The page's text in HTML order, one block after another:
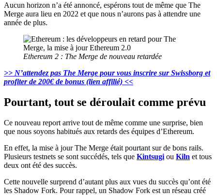
Aucun horizon n’a été annoncé, espérons tout de même que The
Merge aura lieu en 2022 et que nous n’aurons pas à attendre une
année de plus.
Ethereum 2 : The Merge de nouveau retardée
>> N’attendez pas The Merge pour vous inscrire sur Swissborg et
profiter de 200€ de bonus (lien affilié) <<
Pourtant, tout se déroulait comme prévu
Ce nouveau report arrive tout de même comme une surprise, bien
que nous soyons habitués aux retards des équipes d’Ethereum.
En effet, la mise à jour The Merge était pourtant sur de bons rails.
Plusieurs testnets se sont succédés, tels que Kintsugi ou Kiln et tous
deux ont été des succès.
Cette nouvelle surprend d’autant plus aux vues du succès qu’ont été
les Shadow Fork. Pour rappel, un Shadow Fork est un réseau créé